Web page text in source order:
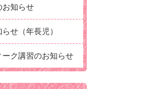
お知らせ
せ（年長児）
ーク講習のお知らせ